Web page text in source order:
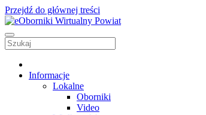
Przejdź do głównej treści
Informacje
Lokalne
Oborniki
Video